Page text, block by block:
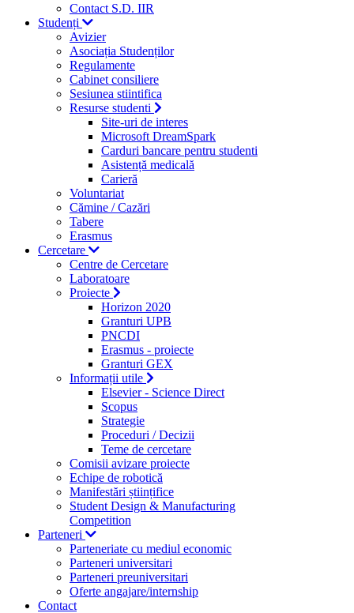
Contact S.D. IIR
Studenți
Avizier
Asociația Studenților
Regulamente
Cabinet consiliere
Sesiunea stiintifica
Resurse studenti
Site-uri de interes
Microsoft DreamSpark
Carduri bancare pentru studenti
Asistență medicală
Carieră
Voluntariat
Cămine / Cazări
Tabere
Erasmus
Cercetare
Centre de Cercetare
Laboratoare
Proiecte
Horizon 2020
Granturi UPB
PNCDI
Erasmus - proiecte
Granturi GEX
Informații utile
Elsevier - Science Direct
Scopus
Strategie
Proceduri / Decizii
Teme de cercetare
Comisii avizare proiecte
Echipe de robotică
Manifestări științifice
Student Design & Manufacturing
Competition
Parteneri
Parteneriate cu mediul economic
Parteneri universitari
Parteneri preuniversitari
Oferte angajare/internship
Contact